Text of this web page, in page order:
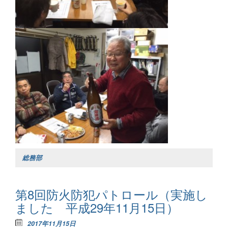
総務部
第8回防火防犯パトロール（実施し
ました 平成29年11月15日）
2017年11月15日